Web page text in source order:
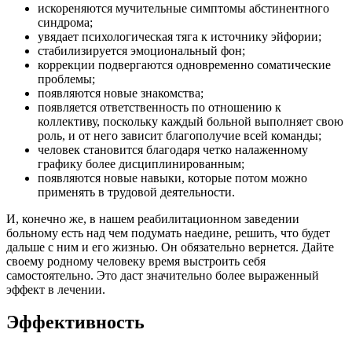
искореняются мучительные симптомы абстинентного
синдрома;
увядает психологическая тяга к источнику эйфории;
стабилизируется эмоциональный фон;
коррекции подвергаются одновременно соматические
проблемы;
появляются новые знакомства;
появляется ответственность по отношению к
коллективу, поскольку каждый больной выполняет свою
роль, и от него зависит благополучие всей команды;
человек становится благодаря четко налаженному
графику более дисциплинированным;
появляются новые навыки, которые потом можно
применять в трудовой деятельности.
И, конечно же, в нашем реабилитационном заведении
больному есть над чем подумать наедине, решить, что будет
дальше с ним и его жизнью. Он обязательно вернется. Дайте
своему родному человеку время выстроить себя
самостоятельно. Это даст значительно более выраженный
эффект в лечении.
Эффективность